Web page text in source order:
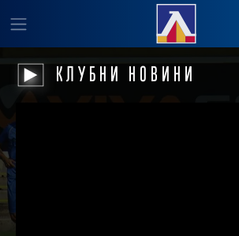
КЛУБНИ НОВИНИ